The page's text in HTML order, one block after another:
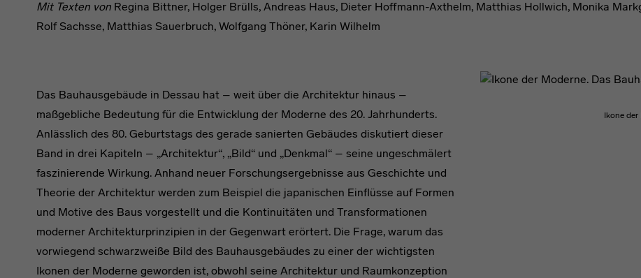
Mit Texten von Regina Bittner, Holger Brülls, Andreas Haus, Dieter Hoffmann-Axthelm, Matthias Hollwich, Monika
Rolf Sachsse, Matthias Sauerbruch, Wolfgang Thöner, Karin Wilhelm
Das Bauhausgebäude in Dessau hat – weit über die Architektur hinaus –
maßgebliche Bedeutung für die Entwicklung der Moderne des 20. Jahrhunderts.
Anlässlich des 80. Geburtstags des gerade sanierten Gebäudes diskutiert dieser
Band in drei Kapiteln – „Architektur“, „Bild“ und „Denkmal“ – seine ungeschmälert
faszinierende Wirkung. Anhand neuer Forschungsergebnisse aus Geschichte und
Theorie der Architektur werden zum Beispiel die japanischen Einflüsse auf Formen
und Motive des Baus vorgestellt und die Kontinuitäten und Transformationen
moderner Architekturprinzipien in der Gegenwart erörtert. Die Frage, warum das
vorwiegend schwarzweiße Bild des Bauhausgebäudes zu einer der wichtigsten
Ikonen der Moderne geworden ist, obwohl seine Architektur und Raumkonzeption
Ikone der